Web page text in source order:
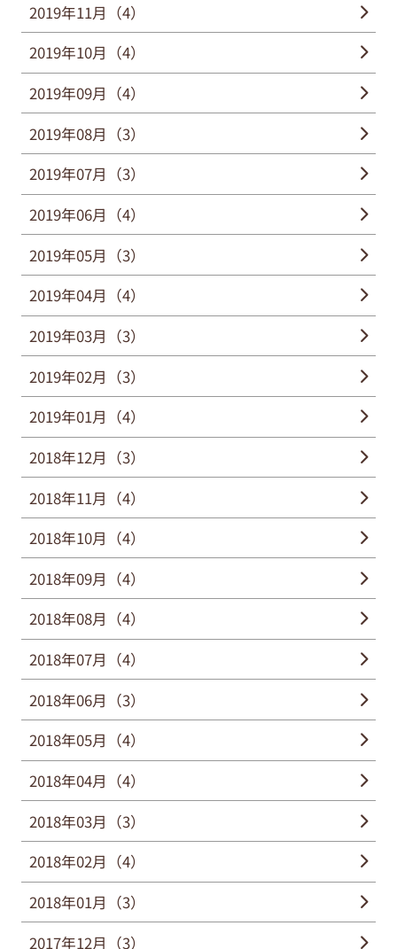
2019年11月（4）
2019年10月（4）
2019年09月（4）
2019年08月（3）
2019年07月（3）
2019年06月（4）
2019年05月（3）
2019年04月（4）
2019年03月（3）
2019年02月（3）
2019年01月（4）
2018年12月（3）
2018年11月（4）
2018年10月（4）
2018年09月（4）
2018年08月（4）
2018年07月（4）
2018年06月（3）
2018年05月（4）
2018年04月（4）
2018年03月（3）
2018年02月（4）
2018年01月（3）
2017年12月（3）